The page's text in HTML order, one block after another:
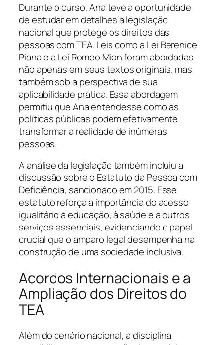
Durante o curso, Ana teve a oportunidade
de estudar em detalhes a legislação
nacional que protege os direitos das
pessoas com TEA. Leis como a Lei Berenice
Piana e a Lei Romeo Mion foram abordadas
não apenas em seus textos originais, mas
também sob a perspectiva de sua
aplicabilidade prática. Essa abordagem
permitiu que Ana entendesse como as
políticas públicas podem efetivamente
transformar a realidade de inúmeras
pessoas.
A análise da legislação também incluiu a
discussão sobre o Estatuto da Pessoa com
Deficiência, sancionado em 2015. Esse
estatuto reforça a importância do acesso
igualitário à educação, à saúde e a outros
serviços essenciais, evidenciando o papel
crucial que o amparo legal desempenha na
construção de uma sociedade inclusiva.
Acordos Internacionais e a
Ampliação dos Direitos do
TEA
Além do cenário nacional, a disciplina